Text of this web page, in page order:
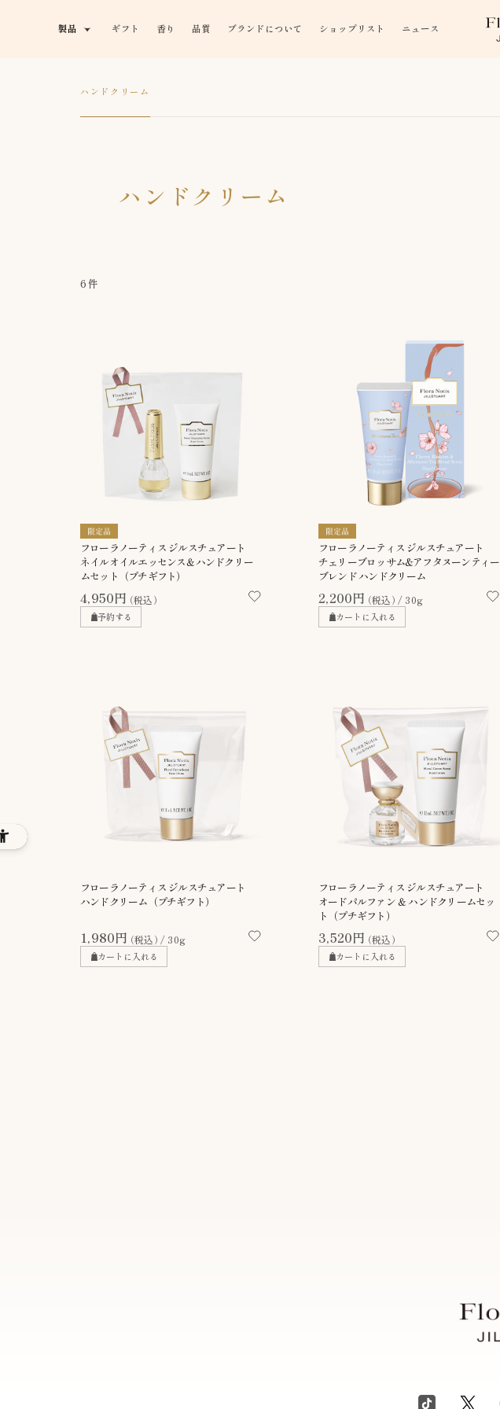
製品 ギフト 香り 品質 ブランドについて ショップリスト ニュース
ハンドクリーム
ハンドクリーム
6件
フローラノーティス ジルスチュアート
ネイルオイルエッセンス＆ハンドクリー
ムセット（プチギフト）
4,950円（税込）
予約する
フローラノーティス ジルスチュアート
チェリーブロッサム&アフタヌーンティー
ブレンド ハンドクリーム
2,200円（税込） 30g
カートに入れる
フローラノーティス ジルスチュアート
ハンドクリーム（プチギフト）
1,980円（税込） 30g
カートに入れる
フローラノーティス ジルスチュアート
オードパルファン ＆ ハンドクリームセッ
ト（プチギフト）
3,520円（税込）
カートに入れる